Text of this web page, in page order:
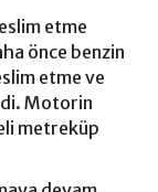
etme
önce benzin
etme ve
Motorin
metreküp